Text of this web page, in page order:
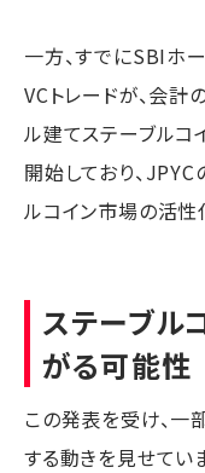
一方、すでにSBIホ
VCトレードが、会
ル建てステーブルコ
開始しており、
ルコイン市場の活性
ステーブル
がる可能性
この発表を受け、一
する動きを見せてい